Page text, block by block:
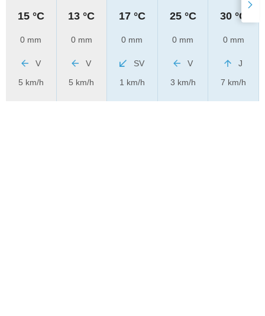
15 °C
0 mm
V
5 km/h
13 °C
0 mm
V
5 km/h
17 °C
0 mm
SV
1 km/h
25 °C
0 mm
V
3 km/h
30 °C
0 mm
J
7 km/h